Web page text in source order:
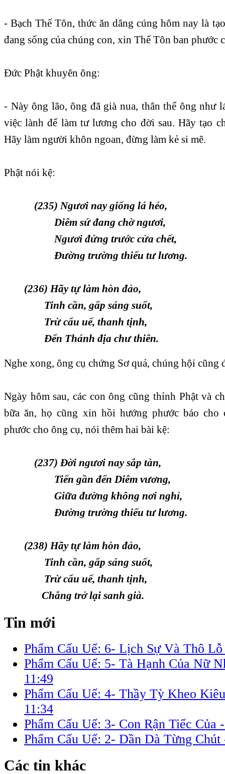
- Bạch Thế Tôn, thức ăn dâng cúng hôm nay là
đang sống của chúng con, xin Thế Tôn ban phước
Ðức Phật khuyên ông:
- Này ông lão, ông đã già nua, thân thể ông như
việc lành để làm tư lương cho đời sau. Hãy tạo
Hãy làm người khôn ngoan, đừng làm kẻ si mê.
Phật nói kệ:
(235) Ngươi nay giống lá héo,
Diêm sứ đang chờ ngươi,
Ngươi đứng trước cửa chết,
Ðường trường thiếu tư lương.
(236) Hãy tự làm hòn đảo,
Tinh cần, gấp sáng suốt,
Trừ cấu uế, thanh tịnh,
Ðến Thánh địa chư thiên.
Nghe xong, ông cụ chứng Sơ quả, chúng hội cũng
Ngày hôm sau, các con ông cũng thỉnh Phật và
bữa ăn, họ cũng xin hồi hướng phước báo cho
phước cho ông cụ, nói thêm hai bài kệ:
(237) Ðời ngươi nay sắp tàn,
Tiến gần đến Diêm vương,
Giữa đường không nơi nghỉ,
Ðường trường thiếu tư lương.
(238) Hãy tự làm hòn đảo,
Tinh cần, gấp sáng suốt,
Trừ cấu uế, thanh tịnh,
Chẳng trở lại sanh già.
Tin mới
Phẩm Cấu Uế: 6- Lịch Sự Và Thô
Phẩm Cấu Uế: 5- Tà Hạnh Của Nữ
11:49
Phẩm Cấu Uế: 4- Thầy Tỳ Kheo
11:34
Phẩm Cấu Uế: 3- Con Rận Tiếc Của
Phẩm Cấu Uế: 2- Dần Dà Từng
Các tin khác